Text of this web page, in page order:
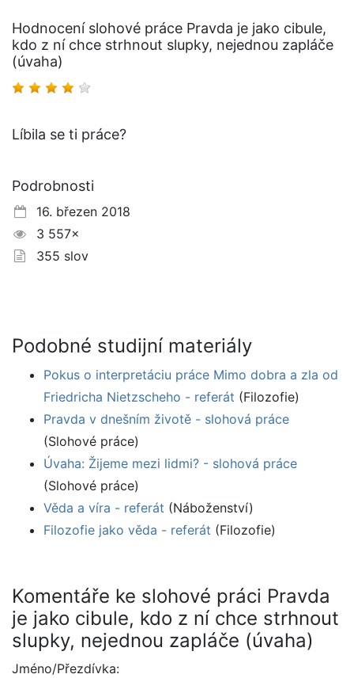
Hodnocení slohové práce Pravda je jako cibule,
kdo z ní chce strhnout slupky, nejednou zapláče
(úvaha)
Líbila se ti práce?
Podrobnosti
16. březen 2018
3 557×
355 slov
Podobné studijní materiály
Pokus o interpretáciu práce Mimo dobra a zla od
Friedricha Nietzscheho - referát (Filozofie)
Pravda v dnešním životě - slohová práce
(Slohové práce)
Úvaha: Žijeme mezi lidmi? - slohová práce
(Slohové práce)
Věda a víra - referát (Náboženství)
Filozofie jako věda - referát (Filozofie)
Komentáře ke slohové práci Pravda
je jako cibule, kdo z ní chce strhnout
slupky, nejednou zapláče (úvaha)
Jméno/Přezdívka: